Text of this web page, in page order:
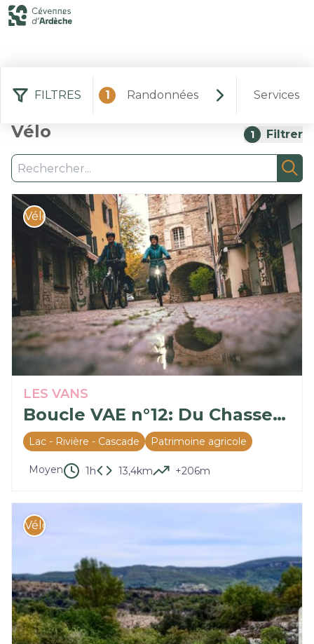
FILTRES 1 Randonnées Services
6 résultats randonnées :
Vélo
1 Filtrer
Recherche
Vélo
LES VANS
Boucle VAE n°12: Du Chassezac au Cirque de Naves
Lac - Rivière - Cascade Patrimoine agricole
Moyen 1h 13,4km +206m
Vélo